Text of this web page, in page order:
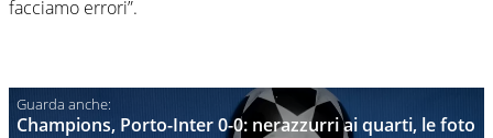
facciamo errori”.
Champions, Porto-Inter 0-0: nerazzurri ai quarti, le foto